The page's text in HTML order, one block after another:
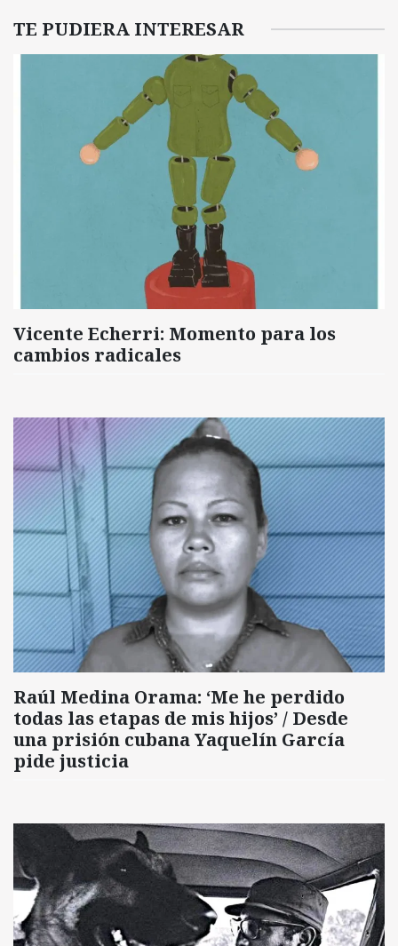
TE PUDIERA INTERESAR
Vicente Echerri: Momento para los
cambios radicales
Raúl Medina Orama: ‘Me he perdido
todas las etapas de mis hijos’ / Desde
una prisión cubana Yaquelín García
pide justicia